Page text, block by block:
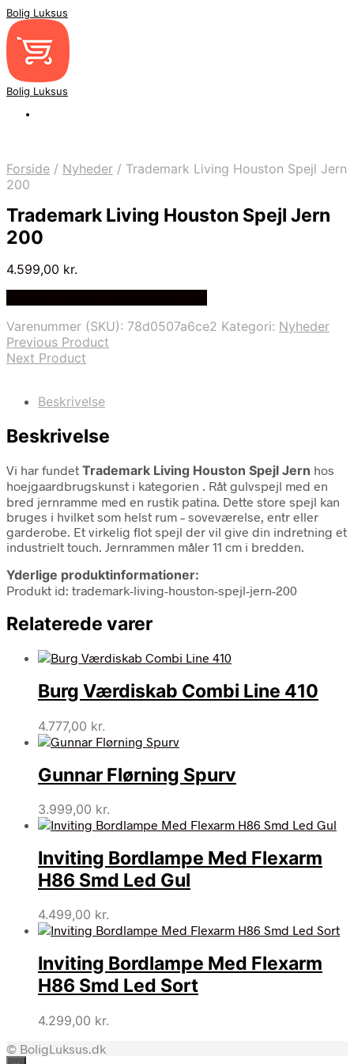
Bolig Luksus
Bolig Luksus
Forside / Nyheder / Trademark Living Houston Spejl Jern
200
Trademark Living Houston Spejl Jern
200
4.599,00 kr.
Varenummer (SKU): 78d0507a6ce2 Kategori: Nyheder
Previous Product
Next Product
Beskrivelse
Beskrivelse
Vi har fundet Trademark Living Houston Spejl Jern hos
hoejgaardbrugskunst i kategorien . Råt gulvspejl med en
bred jernramme med en rustik patina. Dette store spejl kan
bruges i hvilket som helst rum – soveværelse, entr eller
garderobe. Et virkelig flot spejl der vil give din indretning et
industrielt touch. Jernrammen måler 11 cm i bredden.
Yderlige produktinformationer:
Produkt id: trademark-living-houston-spejl-jern-200
Relaterede varer
Burg Værdiskab Combi Line 410
4.777,00 kr.
Gunnar Flørning Spurv
3.999,00 kr.
Inviting Bordlampe Med Flexarm
H86 Smd Led Gul
4.499,00 kr.
Inviting Bordlampe Med Flexarm
H86 Smd Led Sort
4.299,00 kr.
© BoligLuksus.dk